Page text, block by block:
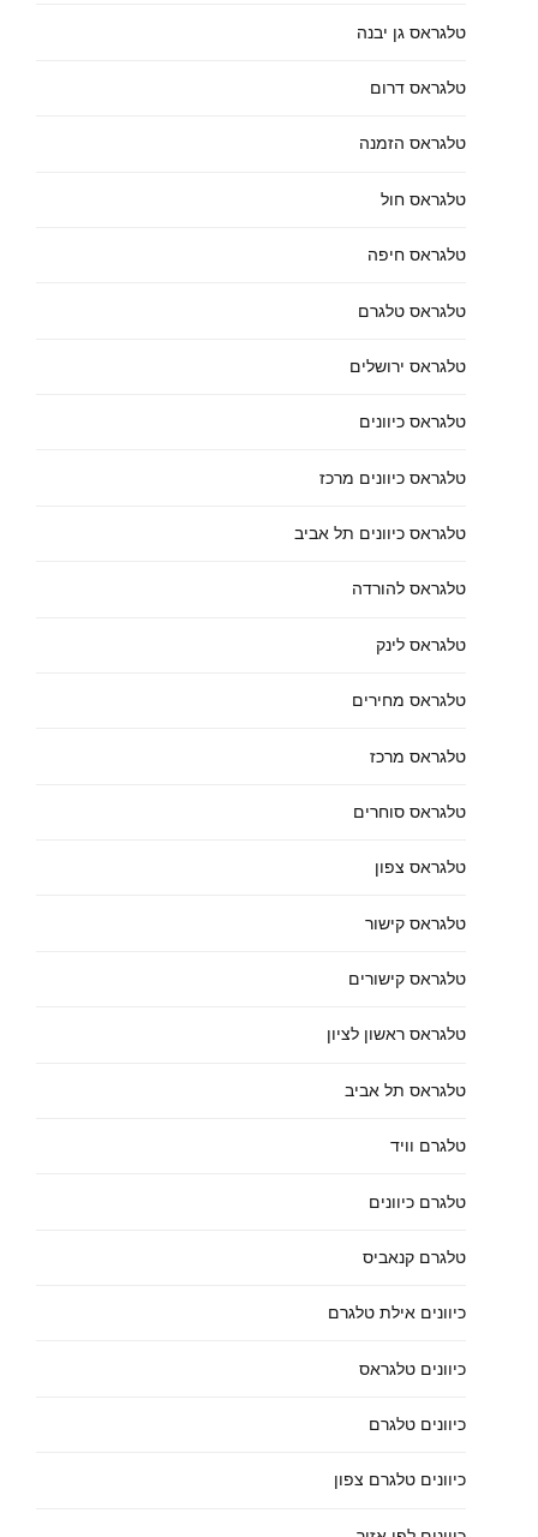
טלגראס גן יבנה
טלגראס דרום
טלגראס הזמנה
טלגראס חול
טלגראס חיפה
טלגראס טלגרם
טלגראס ירושלים
טלגראס כיוונים
טלגראס כיוונים מרכז
טלגראס כיוונים תל אביב
טלגראס להורדה
טלגראס לינק
טלגראס מחירים
טלגראס מרכז
טלגראס סוחרים
טלגראס צפון
טלגראס קישור
טלגראס קישורים
טלגראס ראשון לציון
טלגראס תל אביב
טלגרם וויד
טלגרם כיוונים
טלגרם קנאביס
כיוונים אילת טלגרם
כיוונים טלגראס
כיוונים טלגרם
כיוונים טלגרם צפון